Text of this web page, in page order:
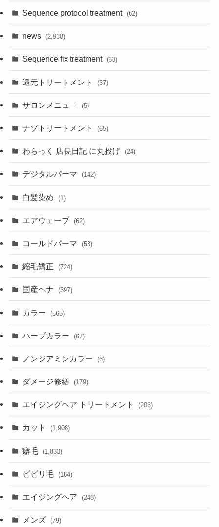
Sequence protocol treatment (62)
news (2,938)
Sequence fix treatment (63)
還元トリートメント (37)
サロンメニュー (5)
ナゾトリートメント (65)
わらっく 店長日記 に丸投げ (24)
デジタルパーマ (142)
白髪染め (1)
エアウェーブ (62)
コールドパーマ (53)
縮毛矯正 (724)
国産ヘナ (397)
カラー (565)
ハーブカラー (67)
ノンジアミンカラー (6)
ダメージ修繕 (179)
エイジングヘア トリートメント (203)
カット (1,908)
癖毛 (1,833)
ビビリ毛 (184)
エイジングヘア (248)
メンズ (79)